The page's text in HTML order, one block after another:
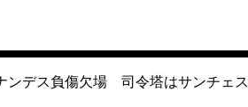
デス負傷欠場 司令塔はサンチェス